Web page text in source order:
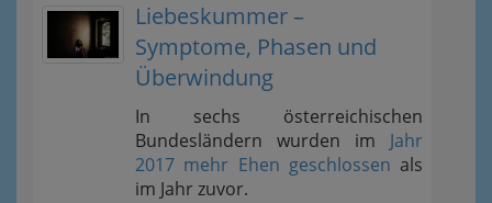
Liebeskummer –
Symptome, Phasen und
Überwindung
In sechs österreichischen
Bundesländern wurden im Jahr
2017 mehr Ehen geschlossen als
im Jahr zuvor.